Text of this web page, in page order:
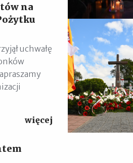
na
uchwałę
więcej
86. rocznica
Zakroczymia